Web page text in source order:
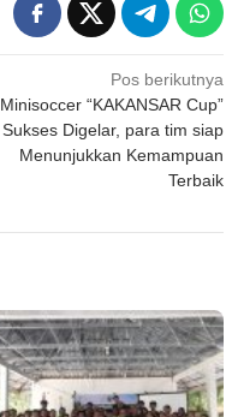
Pos berikutnya
Minisoccer “KAKANSAR Cup”
Sukses Digelar, para tim siap
Menunjukkan Kemampuan
Terbaik